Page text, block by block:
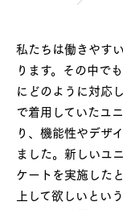
私たちは働きやす
ります。その中で
にどのように対応
で着用していたユ
り、機能性やデザ
ました。新しいユ
ケートを実施した
上して欲しいとい